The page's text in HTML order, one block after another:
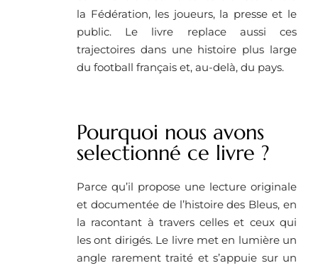
la Fédération, les joueurs, la presse et le
public. Le livre replace aussi ces
trajectoires dans une histoire plus large
du football français et, au-delà, du pays.
Pourquoi nous avons
selectionné ce livre ? ​
Parce qu’il propose une lecture originale
et documentée de l’histoire des Bleus, en
la racontant à travers celles et ceux qui
les ont dirigés. Le livre met en lumière un
angle rarement traité et s’appuie sur un